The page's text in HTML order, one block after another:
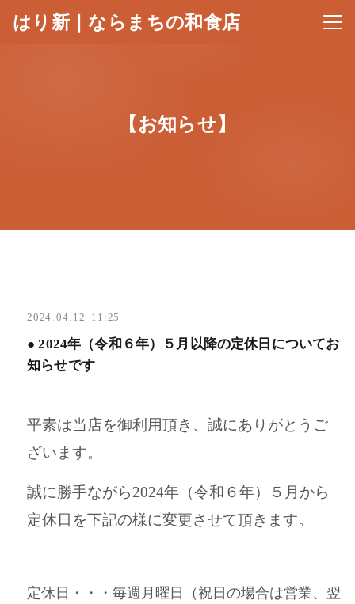
はり新｜ならまちの和食店 メニ
【お知らせ】
2024 . 04. 12 11:25
● 2024年（令和６年）５月以降の定休日についてお
知らせです
平素は当店を御利用頂き、誠にありがとうご
ざいます。
誠に勝手ながら2024年（令和６年）５月から
定休日を下記の様に変更させて頂きます。
定休日・・・毎週月曜日（祝日の場合は営業、翌